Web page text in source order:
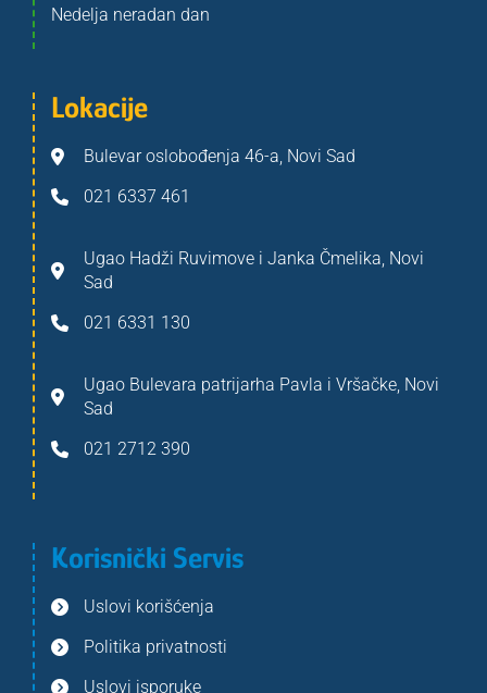
Nedelja neradan dan
Lokacije
Bulevar oslobođenja 46-a, Novi Sad
021 6337 461
Ugao Hadži Ruvimove i Janka Čmelika, Novi
Sad
021 6331 130
Ugao Bulevara patrijarha Pavla i Vršačke, Novi
Sad
021 2712 390
Korisnički Servis
Uslovi korišćenja
Politika privatnosti
Uslovi isporuke